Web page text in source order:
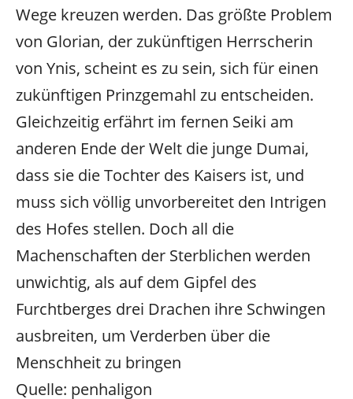
Wege kreuzen werden. Das größte Problem
von Glorian, der zukünftigen Herrscherin
von Ynis, scheint es zu sein, sich für einen
zukünftigen Prinzgemahl zu entscheiden.
Gleichzeitig erfährt im fernen Seiki am
anderen Ende der Welt die junge Dumai,
dass sie die Tochter des Kaisers ist, und
muss sich völlig unvorbereitet den Intrigen
des Hofes stellen. Doch all die
Machenschaften der Sterblichen werden
unwichtig, als auf dem Gipfel des
Furchtberges drei Drachen ihre Schwingen
ausbreiten, um Verderben über die
Menschheit zu bringen
Quelle: penhaligon